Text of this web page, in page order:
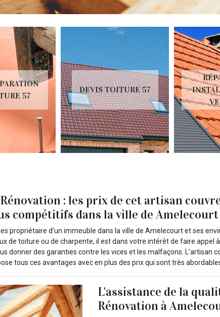
57
DEVIS TOITURE 57
: les prix de cet artisan
compétitifs dans la ville de Amelecourt
propriétaire d’un immeuble dans la ville de Amelecourt et ses
de toiture ou de charpente, il est dans votre intérêt de faire appel
donner des garanties contre les vices et les malfaçons. L’artisan
tous ces avantages avec en plus des prix qui sont très
L'assistance de la
Rénovation à